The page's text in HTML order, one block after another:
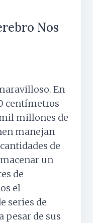
Nos
En
centímetros
mil millones de
manejan
de
un
de
el
series de
pesar de sus